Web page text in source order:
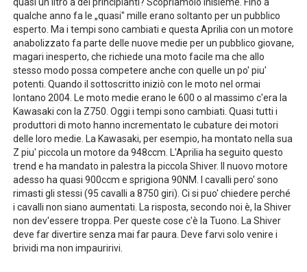
qualche anno fa le „quasi" mille erano soltanto per un pubblico
esperto. Ma i tempi sono cambiati e questa Aprilia con un motore
anabolizzato fa parte delle nuove medie per un pubblico giovane,
magari inesperto, che richiede una moto facile ma che allo
stesso modo possa competere anche con quelle un po' piu'
potenti. Quando il sottoscritto iniziò con le moto nel ormai
lontano 2004. Le moto medie erano le 600 o al massimo c'era la
Kawasaki con la Z750. Oggi i tempi sono cambiati. Quasi tutti i
produttori di moto hanno incrementato le cubature dei motori
delle loro medie. La Kawasaki, per esempio, ha montato nella sua
Z piu' piccola un motore da 948ccm. L'Aprilia ha seguito questo
trend e ha mandato in palestra la piccola Shiver. Il nuovo motore
adesso ha quasi 900ccm e sprigiona 90NM. I cavalli pero' sono
rimasti gli stessi (95 cavalli a 8750 giri). Ci si puo' chiedere perché
i cavalli non siano aumentati. La risposta, secondo noi è, la Shiver
non dev'essere troppa. Per queste cose c'è la Tuono. La Shiver
deve far divertire senza mai far paura. Deve farvi solo venire i
brividi ma non impauririvi.